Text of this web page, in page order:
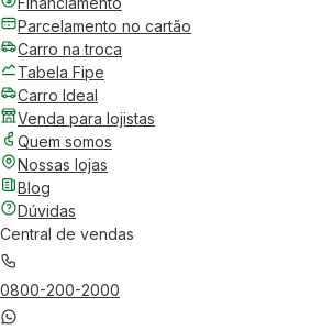
Parcelamento no cartão
Carro na troca
Tabela Fipe
Carro Ideal
Venda para lojistas
Quem somos
Nossas lojas
Blog
Dúvidas
Central de vendas
0800-200-2000